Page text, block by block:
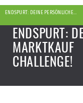
ENDSPURT: DEINE PERSÖNLICHE…
ENDSPURT:
MARKTKAUF
CHALLENGE!